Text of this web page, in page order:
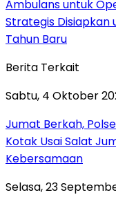
Ambulans untuk
Strategis Disiapkan
Tahun Baru
Berita Terkait
Sabtu, 4 Oktober
Jumat Berkah,
Kotak Usai Salat
Kebersamaan
Selasa, 23